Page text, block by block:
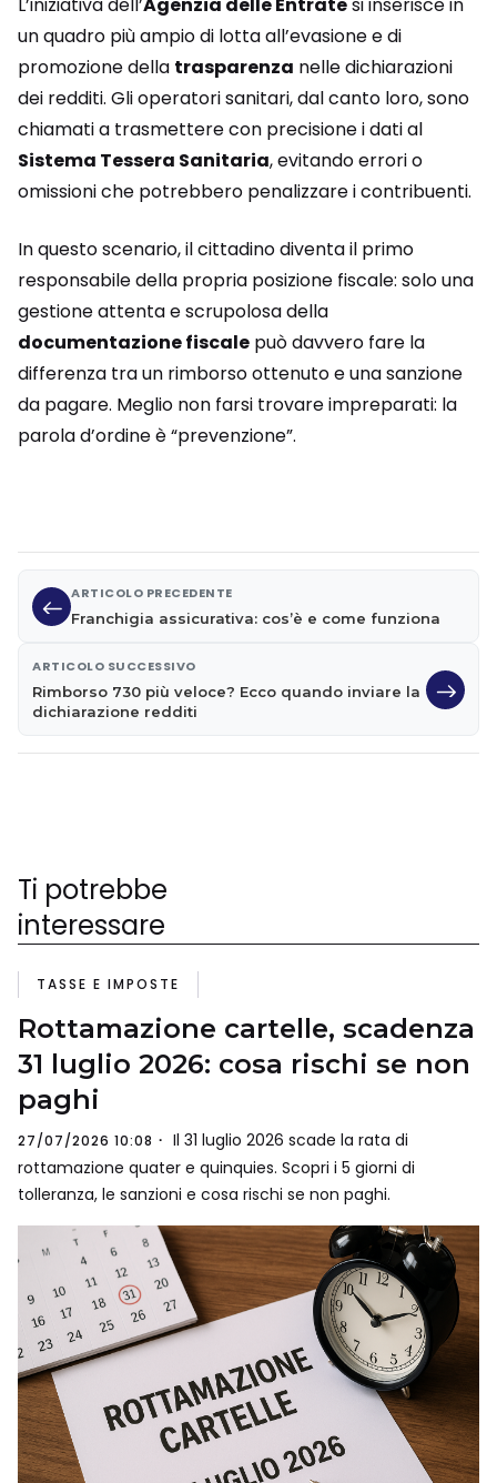
un quadro più ampio di lotta all’evasione e di
promozione della trasparenza nelle dichiarazioni
dei redditi. Gli operatori sanitari, dal canto loro, sono
chiamati a trasmettere con precisione i dati al
Sistema Tessera Sanitaria, evitando errori o
omissioni che potrebbero penalizzare i contribuenti.
In questo scenario, il cittadino diventa il primo
responsabile della propria posizione fiscale: solo una
gestione attenta e scrupolosa della
documentazione fiscale può davvero fare la
differenza tra un rimborso ottenuto e una sanzione
da pagare. Meglio non farsi trovare impreparati: la
parola d’ordine è “prevenzione”.
ARTICOLO PRECEDENTE
Franchigia assicurativa: cos’è e come funziona
ARTICOLO SUCCESSIVO
Rimborso 730 più veloce? Ecco quando inviare la
dichiarazione redditi
Ti potrebbe
interessare
TASSE E IMPOSTE
Rottamazione cartelle, scadenza
31 luglio 2026: cosa rischi se non
paghi
27/07/2026 10:08
Il 31 luglio 2026 scade la rata di
rottamazione quater e quinquies. Scopri i 5 giorni di
tolleranza, le sanzioni e cosa rischi se non paghi.